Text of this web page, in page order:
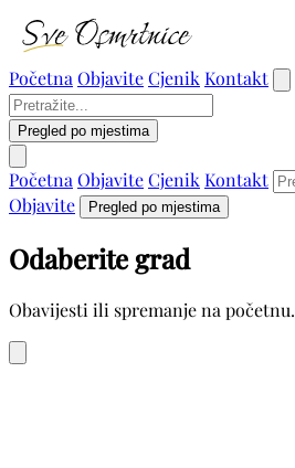
Početna ObjaviteCjenik Kontakt
Pregled po mjestima
Početna ObjaviteCjenik Kontakt
Objavite
Pregled po mjestima
Odaberite grad
Obavijesti ili spremanje na početnu.